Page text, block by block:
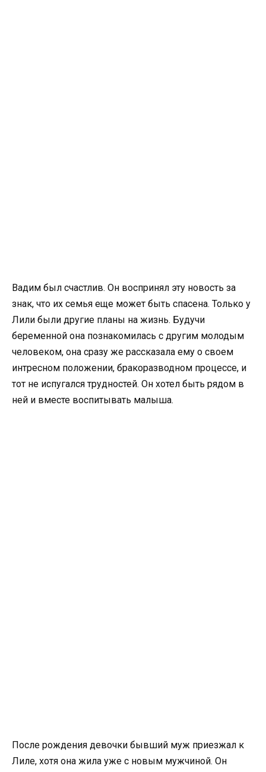
Вадим был счастлив. Он воспринял эту новость за
знак, что их семья еще может быть спасена. Только у
Лили были другие планы на жизнь. Будучи
беременной она познакомилась с другим молодым
человеком, она сразу же рассказала ему о своем
интресном положении, бракоразводном процессе, и
тот не испугался трудностей. Он хотел быть рядом в
ней и вместе воспитывать малыша.
После рождения девочки бывший муж приезжал к
Лиле, хотя она жила уже с новым мужчиной. Он